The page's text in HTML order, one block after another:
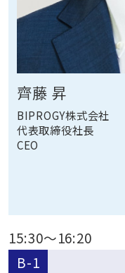
齊藤 昇
BIPROGY株式会社
代表取締役社長
CEO
15:30～16:20
B-1